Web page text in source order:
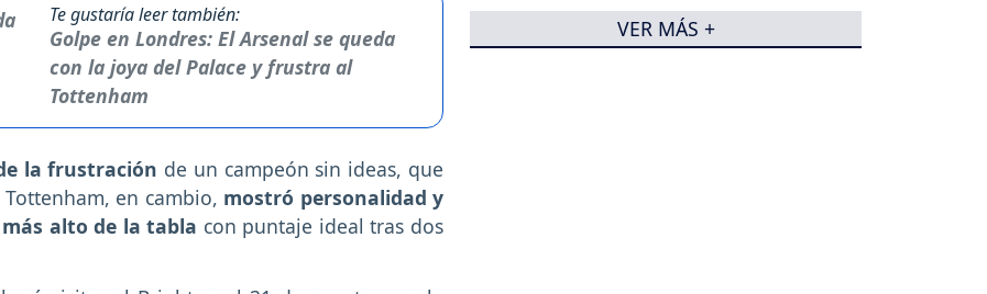
Te gustaría leer también:
Golpe en Londres: El Arsenal se queda
con la joya del Palace y frustra al
Tottenham
la frustración de un campeón sin ideas, que
en cambio, mostró personalidad y
más alto de la tabla con puntaje ideal tras dos
VER MÁS +